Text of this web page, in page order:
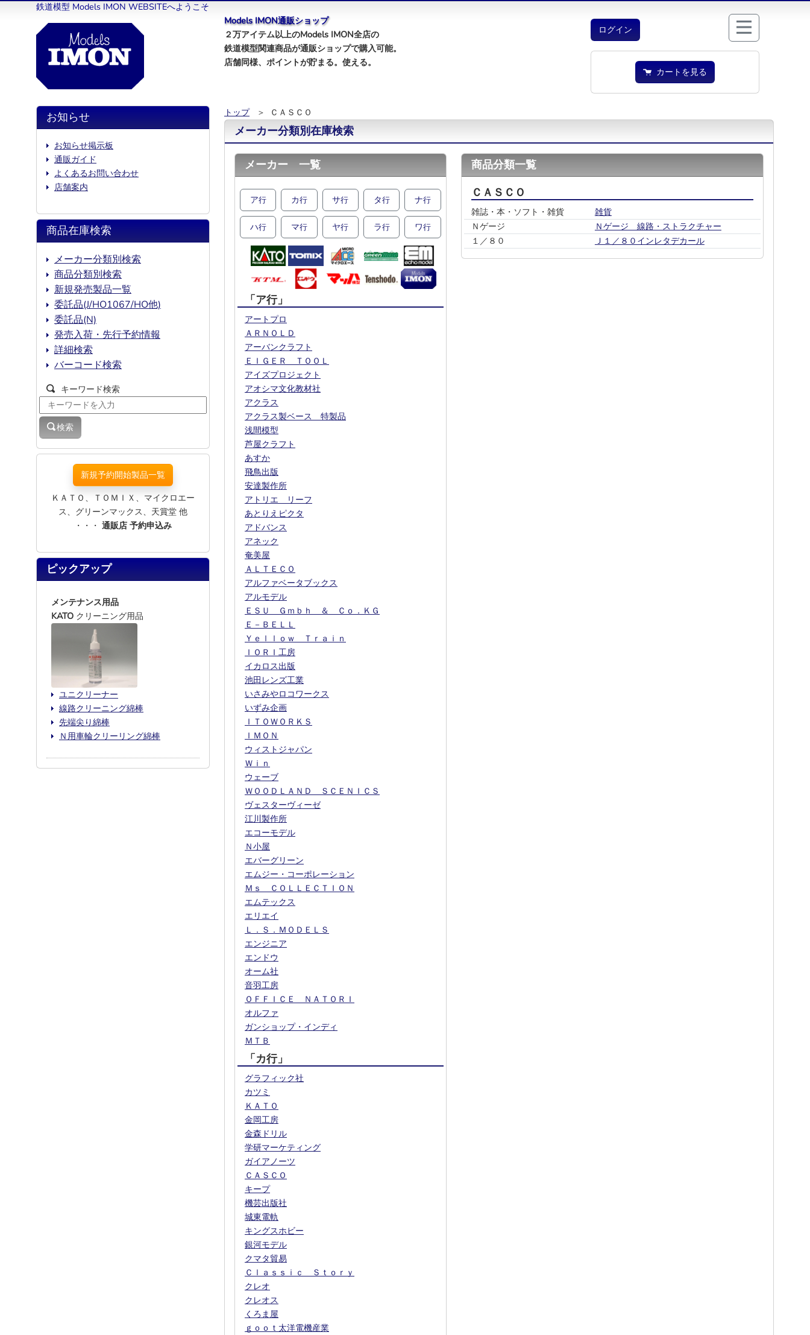
鉄道模型 Models IMON WEBSITEへようこそ
Models IMON通販ショップ
２万アイテム以上のModels IMON全店の
鉄道模型関連商品が通販ショップで購入可能。
店舗同様、ポイントが貯まる。使える。
ログイン
カートを見る
トップ ＞ ＣＡＳＣＯ
メーカー分類別在庫検索
商品分類一覧
ＣＡＳＣＯ
雑誌・本・ソフト・雑貨
雑貨
Ｎゲージ
Ｎゲージ 線路・ストラクチャー
１／８０
Ｊ１／８０インレタデカール
メーカー 一覧
ア行 カ行 サ行 タ行 ナ行
ハ行 マ行 ヤ行 ラ行 ワ行
「ア行」
アートプロ
ＡＲＮＯＬＤ
アーバンクラフト
ＥＩＧＥＲ ＴＯＯＬ
アイズプロジェクト
アオシマ文化教材社
アクラス
アクラス製ベース 特製品
浅間模型
芦屋クラフト
あすか
飛鳥出版
安達製作所
アトリエ リーフ
あとりえピクタ
アドバンス
アネック
奄美屋
ＡＬＴＥＣＯ
アルファベータブックス
アルモデル
ＥＳＵ Ｇｍｂｈ ＆ Ｃｏ．ＫＧ
Ｅ－ＢＥＬＬ
Ｙｅｌｌｏｗ Ｔｒａｉｎ
ＩＯＲＩ工房
イカロス出版
池田レンズ工業
いさみやロコワークス
いずみ企画
ＩＴＯＷＯＲＫＳ
ＩＭＯＮ
ウィストジャパン
Ｗｉｎ
ウェーブ
ＷＯＯＤＬＡＮＤ ＳＣＥＮＩＣＳ
ヴェスターヴィーゼ
江川製作所
エコーモデル
Ｎ小屋
エバーグリーン
エムジー・コーポレーション
Ｍｓ ＣＯＬＬＥＣＴＩＯＮ
エムテックス
エリエイ
Ｌ．Ｓ．ＭＯＤＥＬＳ
エンジニア
エンドウ
オーム社
音羽工房
ＯＦＦＩＣＥ ＮＡＴＯＲＩ
オルファ
ガンショップ・インディ
ＭＴＢ
「カ行」
グラフィック社
カツミ
ＫＡＴＯ
金岡工房
金森ドリル
学研マーケティング
ガイアノーツ
ＣＡＳＣＯ
キープ
機芸出版社
城東電軌
キングスホビー
銀河モデル
クマタ貿易
Ｃｌａｓｓｉｃ Ｓｔｏｒｙ
クレオ
クレオス
くろま屋
ｇｏｏｔ太洋電機産業
お知らせ
お知らせ掲示板
通販ガイド
よくあるお問い合わせ
店舗案内
商品在庫検索
メーカー分類別検索
商品分類別検索
新規発売製品一覧
委託品(J/HO1067/HO他)
委託品(N)
発売入荷・先行予約情報
詳細検索
バーコード検索
キーワード検索
検索
新規予約開始製品一覧
ＫＡＴＯ、ＴＯＭＩＸ、マイクロエー
ス、グリーンマックス、天賞堂 他
・・・ 通販店 予約申込み
ピックアップ
メンテナンス用品
KATO クリーニング用品
ユニクリーナー
線路クリーニング綿棒
先端尖り綿棒
Ｎ用車輪クリーリング綿棒